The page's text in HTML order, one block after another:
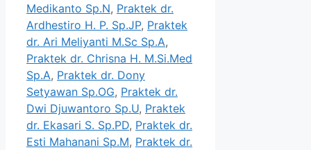
Medikanto Sp.N, Praktek dr.
Ardhestiro H. P. Sp.JP, Praktek
dr. Ari Meliyanti M.Sc Sp.A,
Praktek dr. Chrisna H. M.Si.Med
Sp.A, Praktek dr. Dony
Setyawan Sp.OG, Praktek dr.
Dwi Djuwantoro Sp.U, Praktek
dr. Ekasari S. Sp.PD, Praktek dr.
Esti Mahanani Sp.M, Praktek dr.